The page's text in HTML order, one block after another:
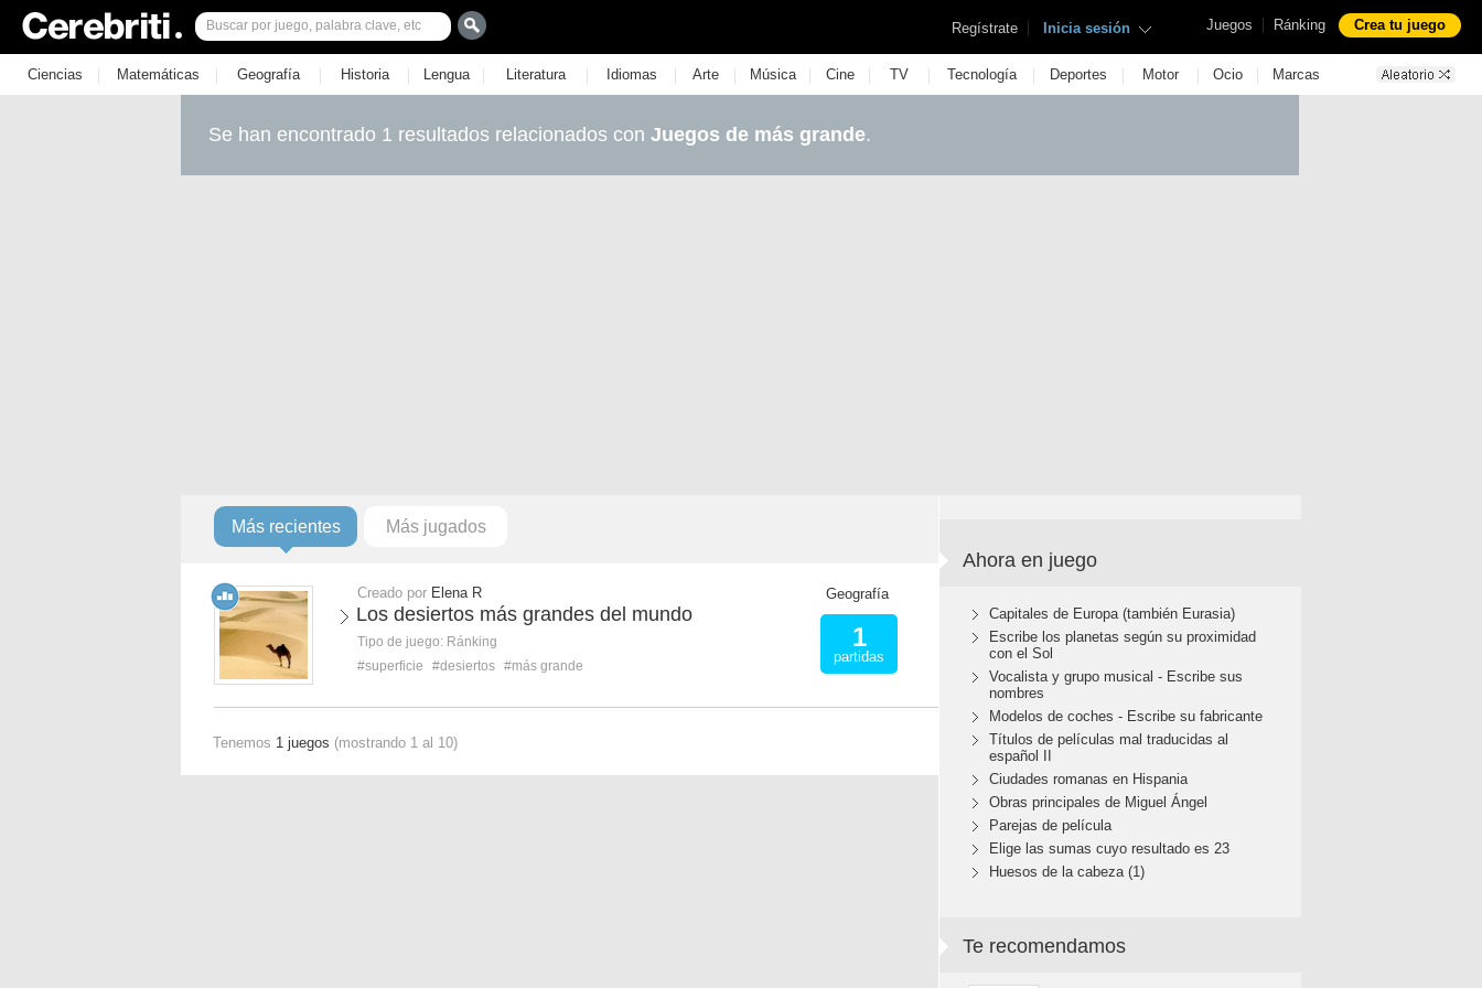
Juegos | Ránking Crea tu juego
Regístrate | Inicia sesión
Ciencias | Matemáticas | Geografía | Historia | Lengua | Literatura | Idiomas | Arte | Música | Cine | TV | Tecnología | Deportes | Motor | Ocio | Marcas
Se han encontrado 1 resultados relacionados con Juegos de más grande.
Más recientes Más jugados
Creado por Elena R
Los desiertos más grandes del mundo
Tipo de juego: Ránking
#superficie
#desiertos #más grande
Geografía
1
partidas
Tenemos 1 juegos (mostrando 1 al 10)
Ahora en juego
Capitales de Europa (también Eurasia)
Escribe los planetas según su proximidad
con el Sol
Vocalista y grupo musical - Escribe sus
nombres
Modelos de coches - Escribe su fabricante
Títulos de películas mal traducidas al
español II
Ciudades romanas en Hispania
Obras principales de Miguel Ángel
Parejas de película
Elige las sumas cuyo resultado es 23
Huesos de la cabeza (1)
Te recomendamos